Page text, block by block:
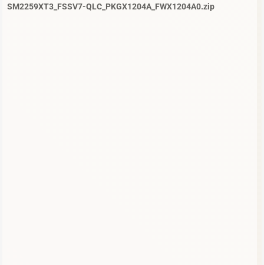
SM2259XT3_FSSV7-QLC_PKGX1204A_FWX1204A0.zip